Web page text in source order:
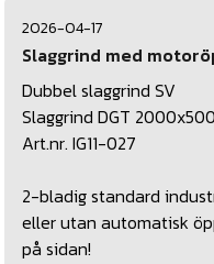
2026-04-17
Slaggrind med
Dubbel slaggrind SV
Slaggrind DGT
Art.nr. IG11-027
2-bladig standard
eller utan automatisk
på sidan!